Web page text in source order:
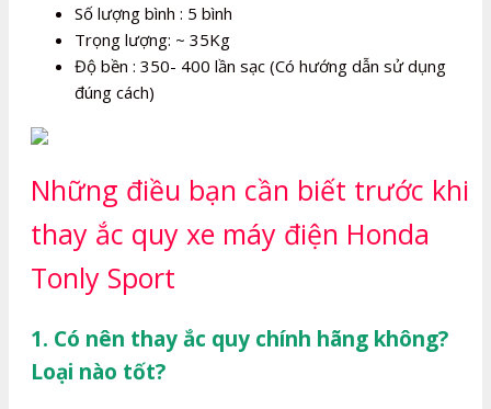
Số lượng bình : 5 bình
Trọng lượng: ~ 35Kg
Độ bền : 350- 400 lần sạc (Có hướng dẫn sử dụng
đúng cách)
Những điều bạn cần biết trước khi
thay ắc quy xe máy điện Honda
Tonly Sport
1. Có nên thay ắc quy chính hãng không?
Loại nào tốt?